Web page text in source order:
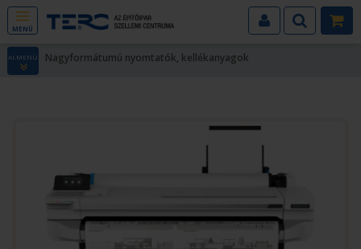
MENÜ
ALMENÜ Nagyformátumú nyomtatók, kellékanyagok